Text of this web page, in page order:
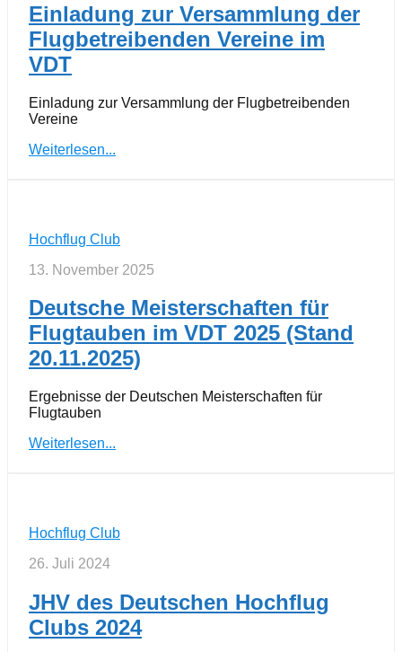
Einladung zur Versammlung der
Flugbetreibenden Vereine im
VDT
Einladung zur Versammlung der Flugbetreibenden
Vereine
Weiterlesen...
Hochflug Club
13. November 2025
Deutsche Meisterschaften für
Flugtauben im VDT 2025 (Stand
20.11.2025)
Ergebnisse der Deutschen Meisterschaften für
Flugtauben
Weiterlesen...
Hochflug Club
26. Juli 2024
JHV des Deutschen Hochflug
Clubs 2024